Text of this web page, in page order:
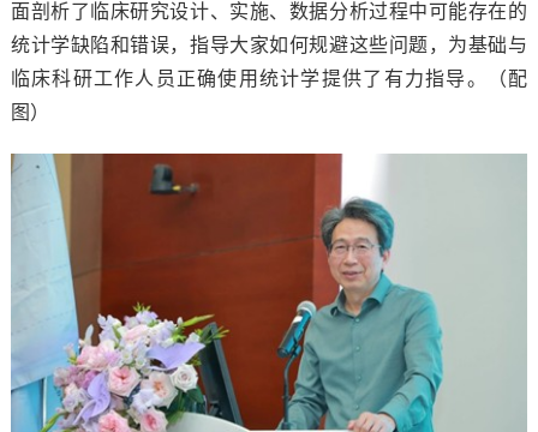
面剖析了临床研究设计、实施、数据分析过程中可能存在的
统计学缺陷和错误，指导大家如何规避这些问题，为基础与
临床科研工作人员正确使用统计学提供了有力指导。（配
图）